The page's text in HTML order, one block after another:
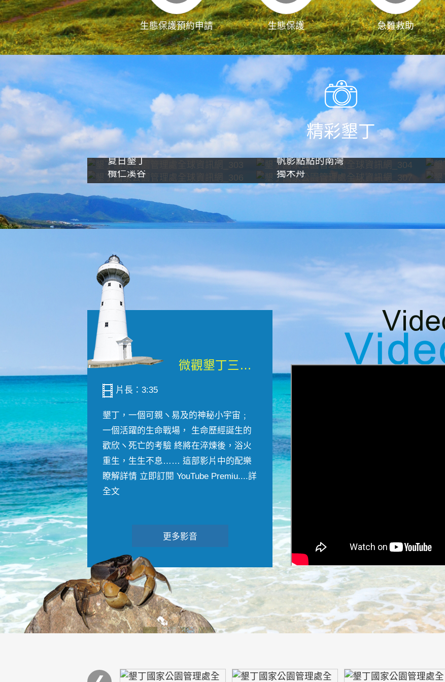
生態保護預約申請 生態保護 急難救助
精彩墾丁
夏日墾丁 帆影點點的南灣
欖仁溪谷
獨木舟
微觀墾丁三部曲 重生....
片長：3:35
墾丁，一個可親ヽ易及的神秘小宇宙﹔
一個活躍的生命戰場， 生命歷經誕生的
歡欣ヽ死亡的考驗 終將在淬煉後，浴火
重生，生生不息…… 這部影片中的配樂
瞭解詳情 立即訂閱 YouTube Premiu....詳
全文
更多影音